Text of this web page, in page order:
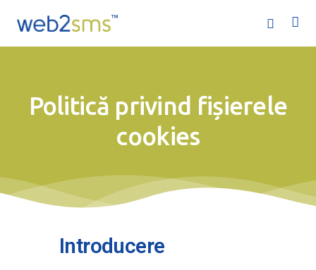
Politică privind fișierele
cookies
Servicii
Companie
Introducere